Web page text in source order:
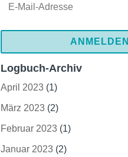
ANMELDEN
Logbuch-Archiv
April 2023(1)
März 2023(2)
Februar 2023(1)
Januar 2023(2)